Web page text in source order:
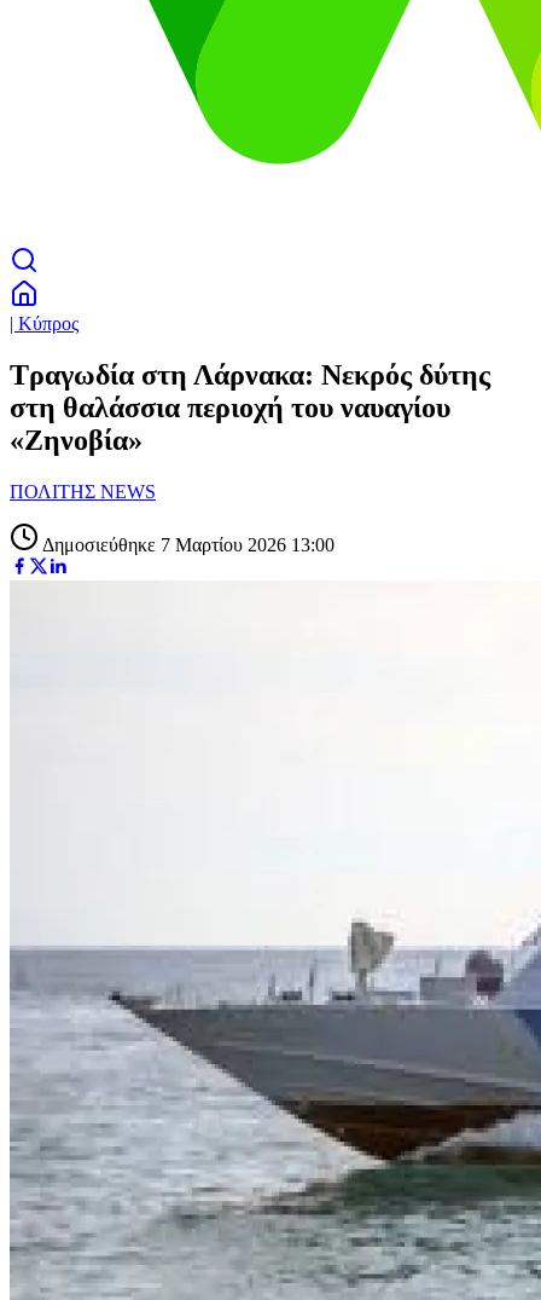
| Κύπρος
Τραγωδία στη Λάρνακα: Νεκρός δύτης
στη θαλάσσια περιοχή του ναυαγίου
«Ζηνοβία»
ΠΟΛΙΤΗΣ NEWS
Δημοσιεύθηκε 7 Μαρτίου 2026 13:00